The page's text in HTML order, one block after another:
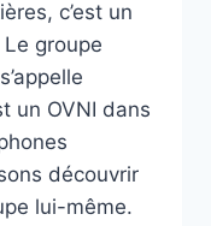
c’est un
groupe
un OVNI dans
découvrir
lui-même.